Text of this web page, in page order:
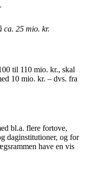
25 mio. kr.
til 110 mio. kr., skal
10 mio. kr. – dvs. fra
bl.a. flere fortove,
daginstitutioner, og for
have en vis